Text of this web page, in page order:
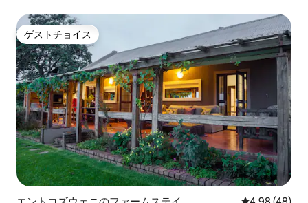
ゲストチョイス
ゲストチョイス